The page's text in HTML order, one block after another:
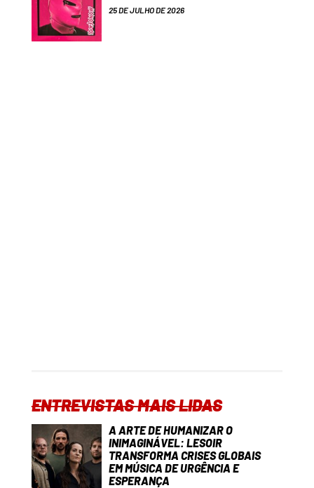
25 DE JULHO DE 2026
ENTREVISTAS MAIS LIDAS
A ARTE DE HUMANIZAR O
INIMAGINÁVEL: LESOIR
TRANSFORMA CRISES GLOBAIS
EM MÚSICA DE URGÊNCIA E
ESPERANÇA